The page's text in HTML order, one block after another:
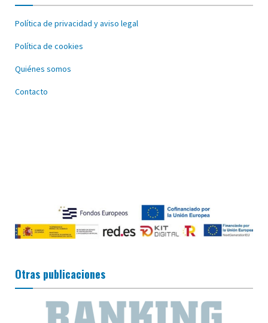
Política de privacidad y aviso legal
Política de cookies
Quiénes somos
Contacto
Otras publicaciones